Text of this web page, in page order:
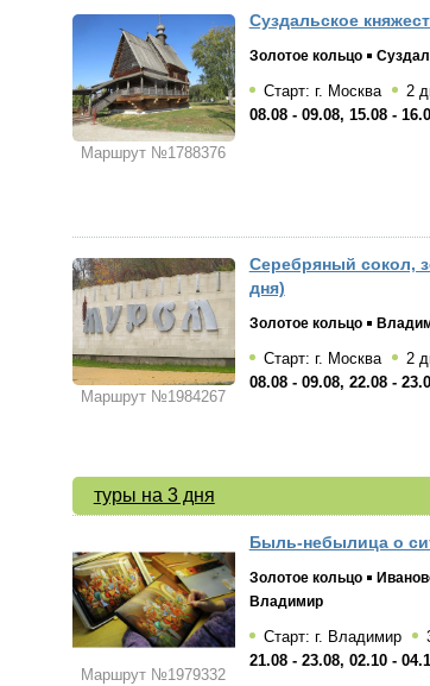
Маршрут №1788376
Суздальское
Золотое кольцо
Старт: г. Москва 2
08.08 - 09.08, 15.08 -
Маршрут №1984267
Серебряный сокол,
дня)
Золотое кольцо
Старт: г. Москва 2
08.08 - 09.08, 22.08 -
туры на 3 дня
Маршрут №1979332
Быль-небылица о
Золотое кольцо
Владимир
Старт: г. Владимир
21.08 - 23.08, 02.10 -